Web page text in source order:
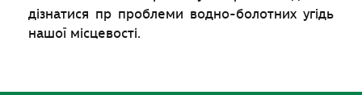
дізнатися пр проблеми водно-болотних угідь
нашої місцевості.